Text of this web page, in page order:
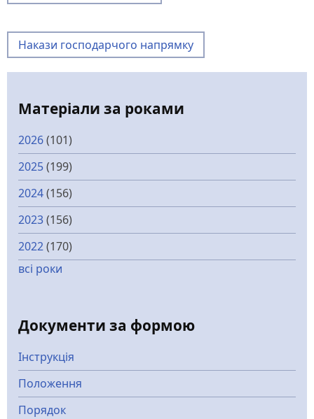
Накази господарчого напрямку
Матеріали за роками
2026(101)
2025(199)
2024(156)
2023(156)
2022(170)
всі роки
Документи за формою
Інструкція
Положення
Порядок